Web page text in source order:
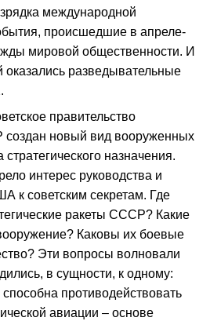
международной
происшедшие в апреле-
мировой общественности. И
оказались разведывательные
правительство
новый вид вооруженных
назначения.
интерес руководства и
к советским секретам. Где
ракеты СССР? Какие
Каковы их боевые
Эти вопросы волновали
в сущности, к одному:
противодействовать
авиации – основе